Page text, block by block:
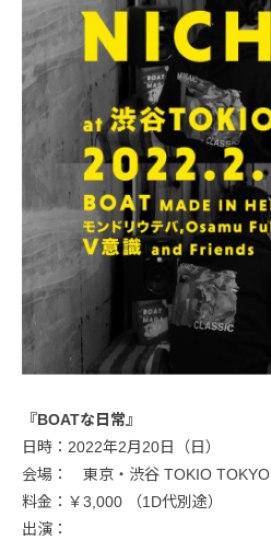
『BOATな日常』
日時：2022年2月20日（日）
会場： 東京・渋谷 TOKIO TOKYO
料金：￥3,000 （1D代別途）
出演：